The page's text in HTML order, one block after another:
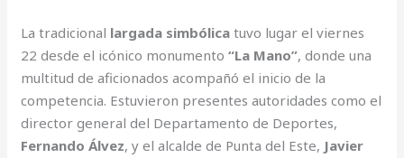
La tradicional largada simbólica tuvo lugar el viernes
22 desde el icónico monumento“La Mano”, donde una
multitud de aficionados acompañó el inicio de la
competencia. Estuvieron presentes autoridades como el
director general del Departamento de Deportes,
Fernando Álvez, y el alcalde de Punta del Este, Javier